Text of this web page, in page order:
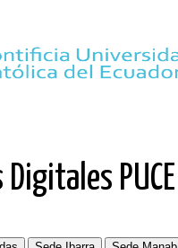
Digitales PUCE